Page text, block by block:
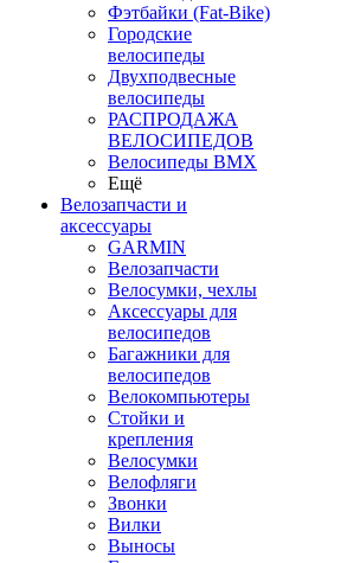
Фэтбайки (Fat-Bike)
Городские
велосипеды
Двухподвесные
велосипеды
РАСПРОДАЖА
ВЕЛОСИПЕДОВ
Велосипеды BMX
Ещё
Велозапчасти и
аксессуары
GARMIN
Велозапчасти
Велосумки, чехлы
Аксессуары для
велосипедов
Багажники для
велосипедов
Велокомпьютеры
Стойки и
крепления
Велосумки
Велофляги
Звонки
Вилки
Выносы